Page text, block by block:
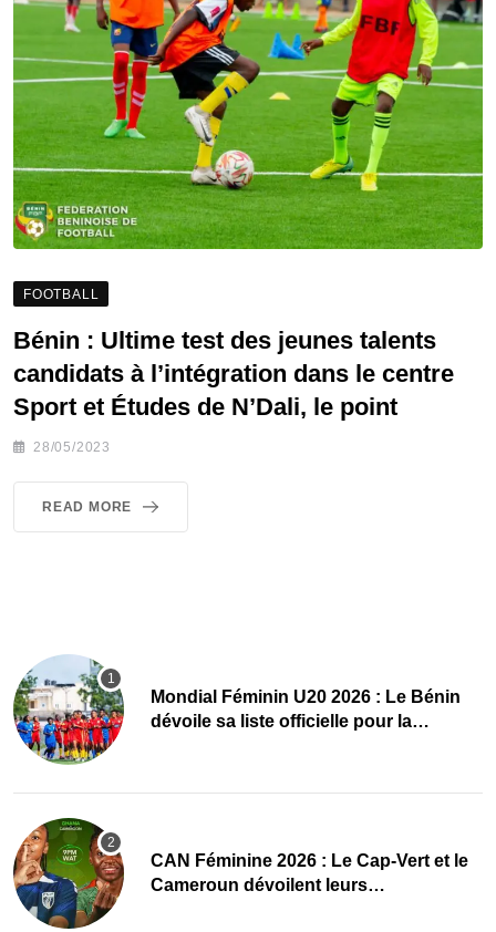
FOOTBALL
Bénin : Ultime test des jeunes talents
candidats à l’intégration dans le centre
Sport et Études de N’Dali, le point
28/05/2023
READ MORE
Mondial Féminin U20 2026 : Le Bénin
dévoile sa liste officielle pour la
CAN Féminine 2026 : Le Cap-Vert et le
Cameroun dévoilent leurs